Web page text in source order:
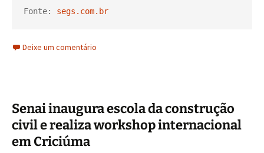
Fonte: segs.com.br
Deixe um comentário
Senai inaugura escola da construção
civil e realiza workshop internacional
em Criciúma